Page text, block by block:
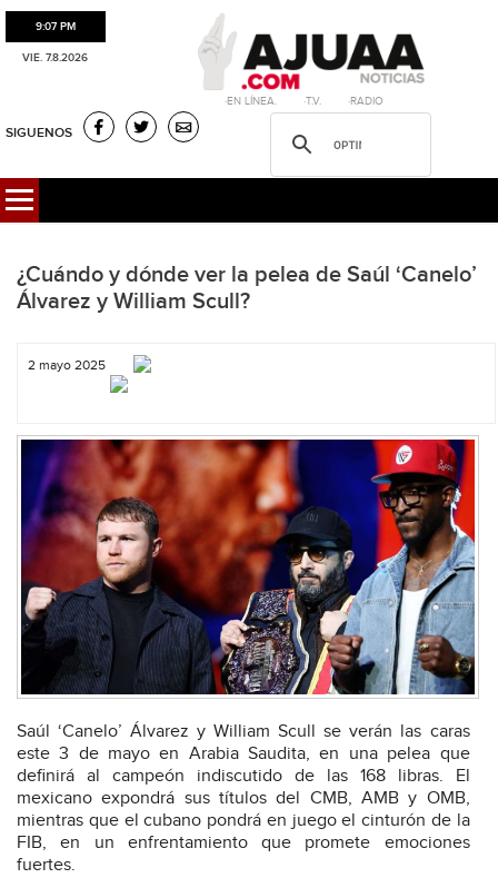
9:07 PM
VIE. 7.8.2026
·EN LÍNEA. ·T.V. ·RADIO
SIGUENOS
¿Cuándo y dónde ver la pelea de Saúl ‘Canelo’
Álvarez y William Scull?
2 mayo 2025
Saúl ‘Canelo’ Álvarez y William Scull se verán las caras
este 3 de mayo en Arabia Saudita, en una pelea que
definirá al campeón indiscutido de las 168 libras. El
mexicano expondrá sus títulos del CMB, AMB y OMB,
mientras que el cubano pondrá en juego el cinturón de la
FIB, en un enfrentamiento que promete emociones
fuertes.